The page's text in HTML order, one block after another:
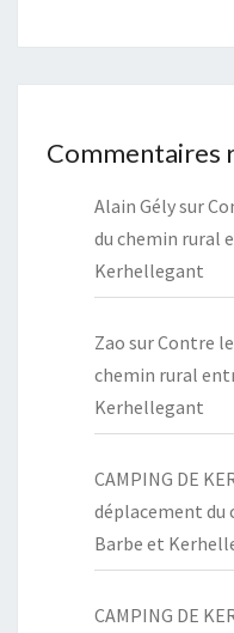
Commentaires
Alain Gélysur
du chemin rural
Kerhellegant
Zao surContre
chemin rural
Kerhellegant
CAMPING DE
déplacement du
Barbe et
CAMPING DE